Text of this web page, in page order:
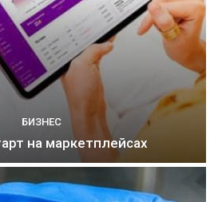
БИЗНЕС
на маркетплейсах